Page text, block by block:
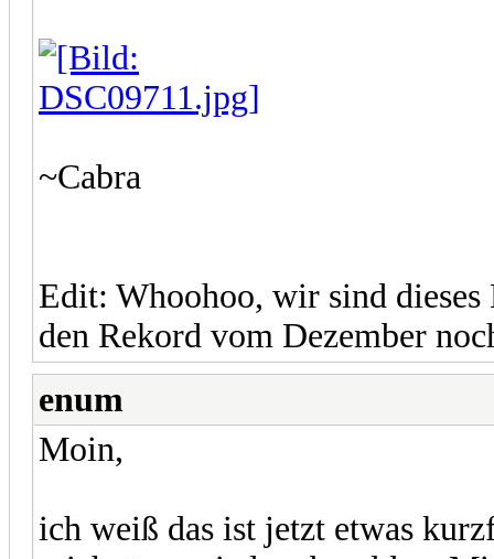
~Cabra
Edit: Whoohoo, wir sind
den Rekord vom Dezember
enum
Moin,
ich weiß das ist jetzt etwas